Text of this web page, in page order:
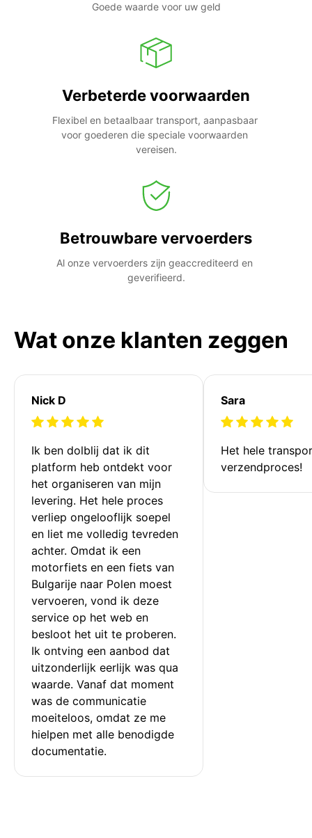
Goede waarde voor uw geld
Verbeterde voorwaarden
Flexibel en betaalbaar transport, aanpasbaar
voor goederen die speciale voorwaarden
vereisen.
Betrouwbare vervoerders
Al onze vervoerders zijn geaccrediteerd en
geverifieerd.
Wat onze klanten zeggen
Nick D
Ik ben dolblij dat ik dit
platform heb ontdekt voor
het organiseren van mijn
levering. Het hele proces
verliep ongelooflijk soepel
en liet me volledig tevreden
achter. Omdat ik een
motorfiets en een fiets van
Bulgarije naar Polen moest
vervoeren, vond ik deze
service op het web en
besloot het uit te proberen.
Ik ontving een aanbod dat
uitzonderlijk eerlijk was qua
waarde. Vanaf dat moment
was de communicatie
moeiteloos, omdat ze me
hielpen met alle benodigde
documentatie.
Sara
Het hele
verzendproces!